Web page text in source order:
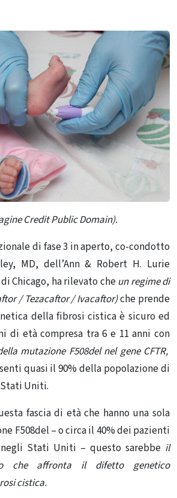
Credit Public Domain).
di fase 3 in aperto, co-condotto
MD, dell’Ann & Robert H. Lurie
Chicago, ha rilevato cheun regime di
/ Tezacaftor / Ivacaftor)che prende
della fibrosi cistica è sicuro ed
di età compresa tra 6 e 11 anni con
mutazione F508del nel gene CFTR,
quasi il 90% della popolazione di
Uniti.
fascia di età che hanno una sola
F508del – o circa il 40% dei pazienti
Stati Uniti – questo sarebbe il
che affronta il difetto genetico
cistica.